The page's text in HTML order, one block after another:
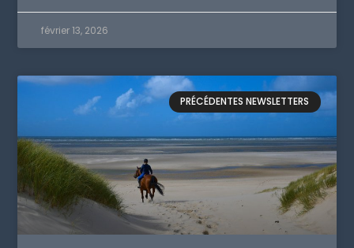
février 13, 2026
PRÉCÉDENTES NEWSLETTERS